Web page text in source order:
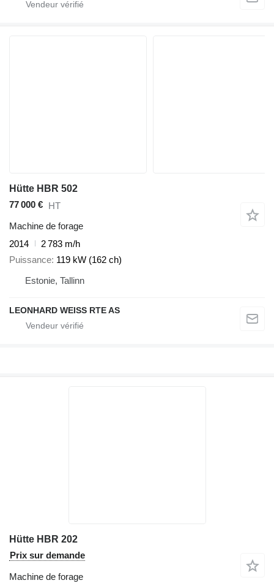
Hütte HBR 502
77 000 € HT
Machine de forage
2014
2 783 m/h
Puissance 119 kW (162 ch)
Estonie, Tallinn
LEONHARD WEISS RTE AS
Hütte HBR 202
Prix sur demande
Machine de forage